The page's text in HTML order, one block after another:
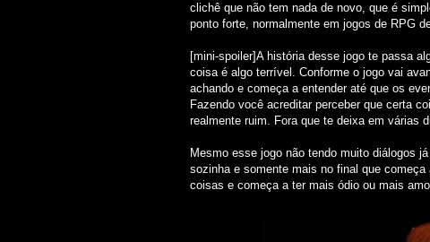
clichê que não tem nada de novo, que é
ponto forte, normalmente em jogos de RPG
[mini-spoiler]A história desse jogo te passa
coisa é algo terrível. Conforme o jogo vai
achando e começa a entender até que os
Fazendo você acreditar perceber que certa
realmente ruim. Fora que te deixa em várias
Mesmo esse jogo não tendo muito diálogos
sozinha e somente mais no final que
coisas e começa a ter mais ódio ou mais